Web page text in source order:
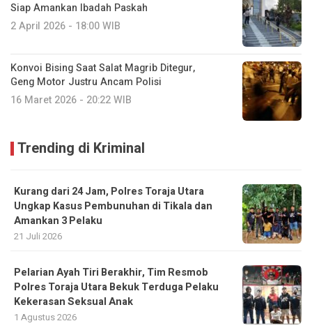
Siap Amankan Ibadah Paskah
2 April 2026 - 18:00 WIB
Konvoi Bising Saat Salat Magrib Ditegur,
Geng Motor Justru Ancam Polisi
16 Maret 2026 - 20:22 WIB
Trending di Kriminal
Kurang dari 24 Jam, Polres Toraja Utara
Ungkap Kasus Pembunuhan di Tikala dan
Amankan 3 Pelaku
21 Juli 2026
Pelarian Ayah Tiri Berakhir, Tim Resmob
Polres Toraja Utara Bekuk Terduga Pelaku
Kekerasan Seksual Anak
1 Agustus 2026